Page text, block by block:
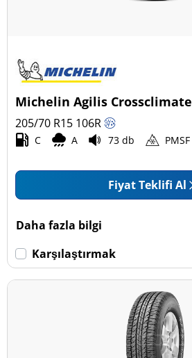
Michelin Agilis Crossclimate
205/70 R15 106R
C A 73 db PMSF
Fiyat Teklifi Al
Daha fazla bilgi
Karşılaştırmak